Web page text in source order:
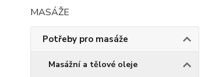
MASÁŽE
Potřeby pro masáže
Masážní a tělové oleje